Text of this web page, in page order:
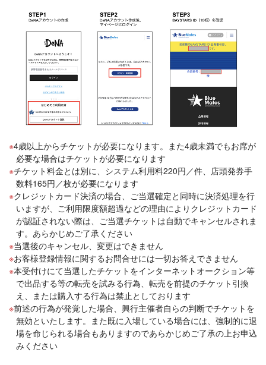
4歳以上からチケットが必要になります。また4歳未満でもお席が
必要な場合はチケットが必要になります
チケット料金とは別に、システム利用料220円／件、店頭発券手
数料165円／枚が必要になります
クレジットカード決済の場合、ご当選確定と同時に決済処理を行
いますが、ご利用限度額超過などの理由によりクレジットカード
が認証されない際は、ご当選チケットは自動でキャンセルされま
す。あらかじめご了承ください
当選後のキャンセル、変更はできません
お客様登録情報に関するお問合せには一切お答えできません
本受付けにて当選したチケットをインターネットオークション等
で出品する等の転売を試みる行為、転売を前提のチケット引換
え、または購入する行為は禁止としております
前述の行為が発覚した場合、興行主催者自らの判断でチケットを
無効といたします。また既に入場している場合には、強制的に退
場を命じられる場合もありますのであらかじめご了承の上お申込
みください